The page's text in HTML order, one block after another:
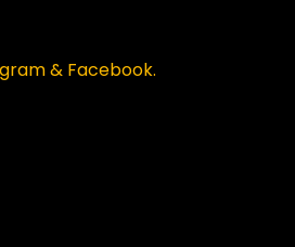
& Facebook.